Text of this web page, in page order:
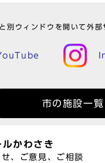
別ウィンドウを開いて外部
市の施設一覧
かわさき
、ご意見、ご相談